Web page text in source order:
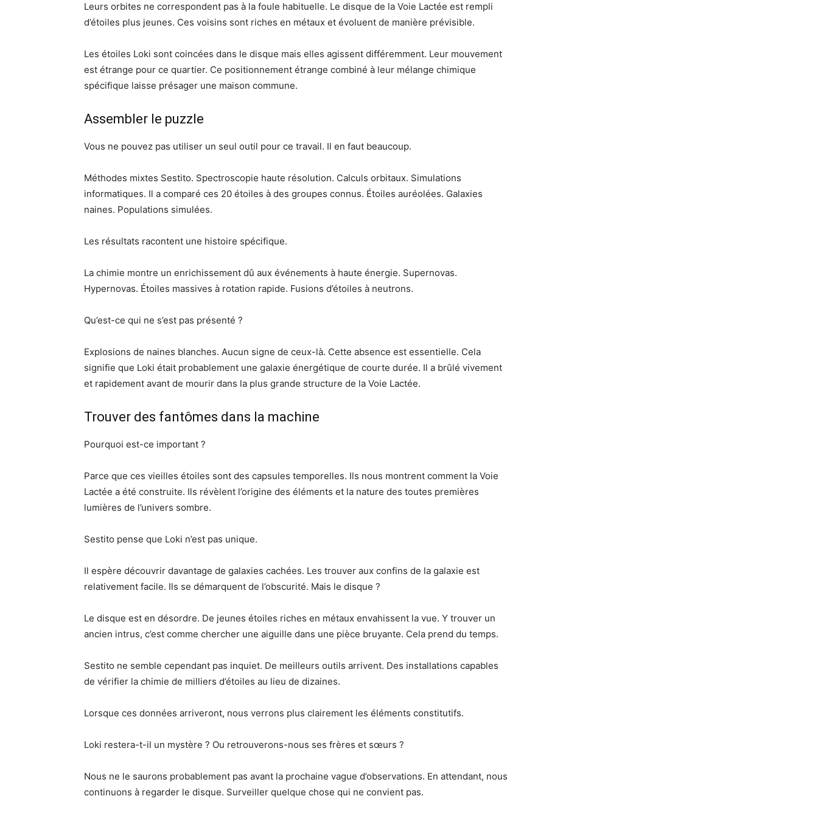
Leurs orbites ne correspondent pas à la foule habituelle. Le disque de la Voie Lactée est rempli
d’étoiles plus jeunes. Ces voisins sont riches en métaux et évoluent de manière prévisible.
Les étoiles Loki sont coincées dans le disque mais elles agissent différemment. Leur mouvement
est étrange pour ce quartier. Ce positionnement étrange combiné à leur mélange chimique
spécifique laisse présager une maison commune.
Assembler le puzzle
Vous ne pouvez pas utiliser un seul outil pour ce travail. Il en faut beaucoup.
Méthodes mixtes Sestito. Spectroscopie haute résolution. Calculs orbitaux. Simulations
informatiques. Il a comparé ces 20 étoiles à des groupes connus. Étoiles auréolées. Galaxies
naines. Populations simulées.
Les résultats racontent une histoire spécifique.
La chimie montre un enrichissement dû aux événements à haute énergie. Supernovas.
Hypernovas. Étoiles massives à rotation rapide. Fusions d’étoiles à neutrons.
Qu’est-ce qui ne s’est pas présenté ?
Explosions de naines blanches. Aucun signe de ceux-là. Cette absence est essentielle. Cela
signifie que Loki était probablement une galaxie énergétique de courte durée. Il a brûlé vivement
et rapidement avant de mourir dans la plus grande structure de la Voie Lactée.
Trouver des fantômes dans la machine
Pourquoi est-ce important ?
Parce que ces vieilles étoiles sont des capsules temporelles. Ils nous montrent comment la Voie
Lactée a été construite. Ils révèlent l’origine des éléments et la nature des toutes premières
lumières de l’univers sombre.
Sestito pense que Loki n’est pas unique.
Il espère découvrir davantage de galaxies cachées. Les trouver aux confins de la galaxie est
relativement facile. Ils se démarquent de l’obscurité. Mais le disque ?
Le disque est en désordre. De jeunes étoiles riches en métaux envahissent la vue. Y trouver un
ancien intrus, c’est comme chercher une aiguille dans une pièce bruyante. Cela prend du temps.
Sestito ne semble cependant pas inquiet. De meilleurs outils arrivent. Des installations capables
de vérifier la chimie de milliers d’étoiles au lieu de dizaines.
Lorsque ces données arriveront, nous verrons plus clairement les éléments constitutifs.
Loki restera-t-il un mystère ? Ou retrouverons-nous ses frères et sœurs ?
Nous ne le saurons probablement pas avant la prochaine vague d’observations. En attendant, nous
continuons à regarder le disque. Surveiller quelque chose qui ne convient pas.